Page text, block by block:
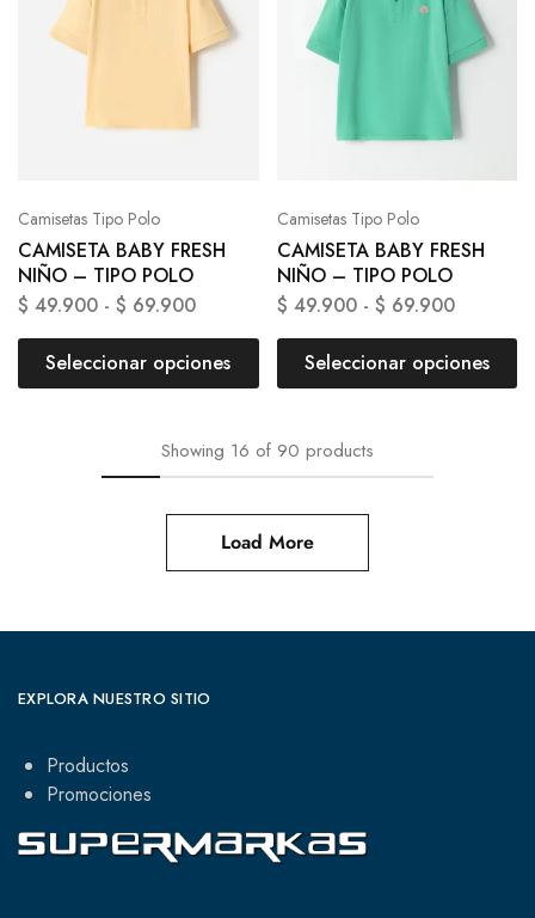
Camisetas Tipo Polo
CAMISETA BABY FRESH
NIÑO – TIPO POLO
$ 49.900 - $ 69.900
Seleccionar opciones
Camisetas Tipo Polo
CAMISETA BABY FRESH
NIÑO – TIPO POLO
$ 49.900 - $ 69.900
Seleccionar opciones
Showing 16 of 90 products
Load More
EXPLORA NUESTRO SITIO
Productos
Promociones